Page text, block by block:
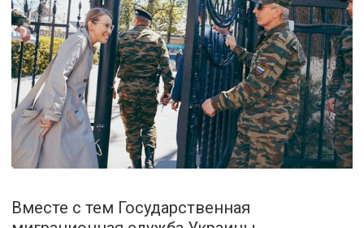
Вместе с тем Государственная